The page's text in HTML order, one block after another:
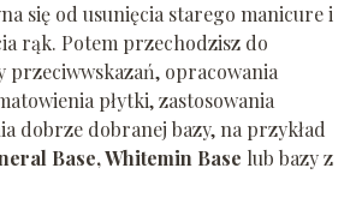
się od usunięcia starego manicure i
rąk. Potem przechodzisz do
przeciwwskazań, opracowania
płytki, zastosowania
dobrze dobranej bazy, na przykład
Base, Whitemin Base lub bazy z